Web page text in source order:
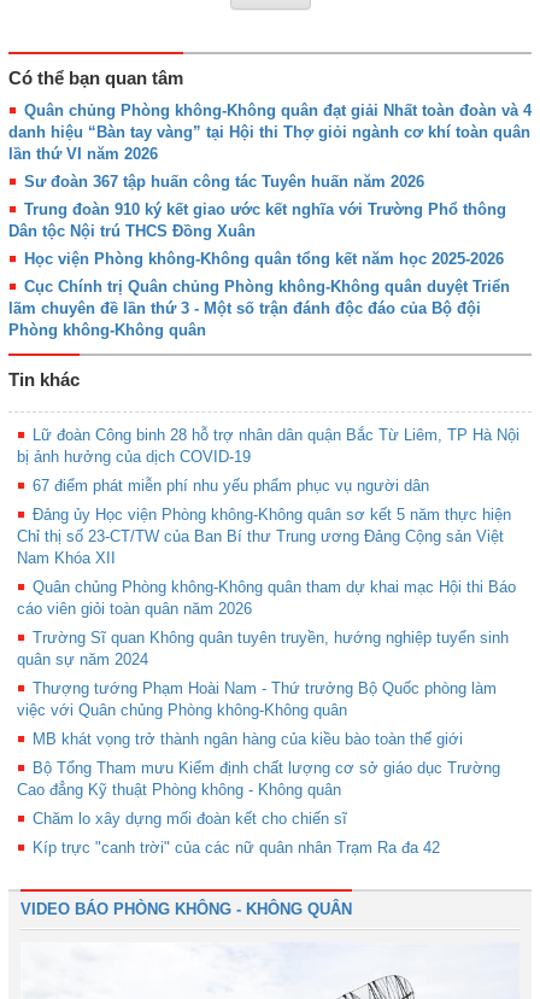
Có thể bạn quan tâm
Quân chủng Phòng không-Không quân đạt giải Nhất toàn đoàn và 4
danh hiệu “Bàn tay vàng” tại Hội thi Thợ giỏi ngành cơ khí toàn quân
lần thứ VI năm 2026
Sư đoàn 367 tập huấn công tác Tuyên huấn năm 2026
Trung đoàn 910 ký kết giao ước kết nghĩa với Trường Phổ thông
Dân tộc Nội trú THCS Đồng Xuân
Học viện Phòng không-Không quân tổng kết năm học 2025-2026
Cục Chính trị Quân chủng Phòng không-Không quân duyệt Triển
lãm chuyên đề lần thứ 3 - Một số trận đánh độc đáo của Bộ đội
Phòng không-Không quân
Tin khác
Lữ đoàn Công binh 28 hỗ trợ nhân dân quận Bắc Từ Liêm, TP Hà Nội
bị ảnh hưởng của dịch COVID-19
67 điểm phát miễn phí nhu yếu phẩm phục vụ người dân
Đảng ủy Học viện Phòng không-Không quân sơ kết 5 năm thực hiện
Chỉ thị số 23-CT/TW của Ban Bí thư Trung ương Đảng Cộng sản Việt
Nam Khóa XII
Quân chủng Phòng không-Không quân tham dự khai mạc Hội thi Báo
cáo viên giỏi toàn quân năm 2026
Trường Sĩ quan Không quân tuyên truyền, hướng nghiệp tuyển sinh
quân sự năm 2024
Thượng tướng Phạm Hoài Nam - Thứ trưởng Bộ Quốc phòng làm
việc với Quân chủng Phòng không-Không quân
MB khát vọng trở thành ngân hàng của kiều bào toàn thế giới
Bộ Tổng Tham mưu Kiểm định chất lượng cơ sở giáo dục Trường
Cao đẳng Kỹ thuật Phòng không - Không quân
Chăm lo xây dựng mối đoàn kết cho chiến sĩ
Kíp trực "canh trời" của các nữ quân nhân Trạm Ra đa 42
VIDEO BÁO PHÒNG KHÔNG - KHÔNG QUÂN